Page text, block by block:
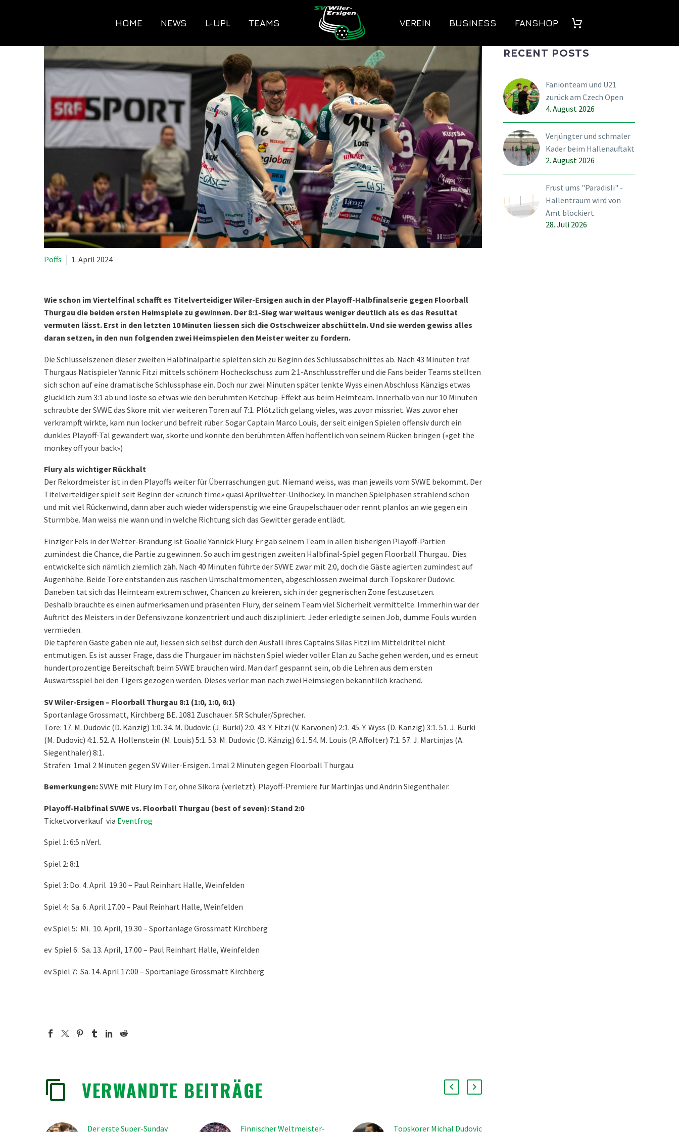
HOME NEWS L-UPL TEAMS VEREIN BUSINESS FANSHOP
Poffs 1. April 2024
Wie schon im Viertelfinal schafft es Titelverteidiger Wiler-Ersigen auch in der Playoff-Halbfinalserie gegen Floorball
Thurgau die beiden ersten Heimspiele zu gewinnen. Der 8:1-Sieg war weitaus weniger deutlich als es das Resultat
vermuten lässt. Erst in den letzten 10 Minuten liessen sich die Ostschweizer abschütteln. Und sie werden gewiss alles
daran setzen, in den nun folgenden zwei Heimspielen den Meister weiter zu fordern.
Die Schlüsselszenen dieser zweiten Halbfinalpartie spielten sich zu Beginn des Schlussabschnittes ab. Nach 43 Minuten traf
Thurgaus Natispieler Yannic Fitzi mittels schönem Hocheckschuss zum 2:1-Anschlusstreffer und die Fans beider Teams stellten
sich schon auf eine dramatische Schlussphase ein. Doch nur zwei Minuten später lenkte Wyss einen Abschluss Känzigs etwas
glücklich zum 3:1 ab und löste so etwas wie den berühmten Ketchup-Effekt aus beim Heimteam. Innerhalb von nur 10 Minuten
schraubte der SVWE das Skore mit vier weiteren Toren auf 7:1. Plötzlich gelang vieles, was zuvor missriet. Was zuvor eher
verkrampft wirkte, kam nun locker und befreit rüber. Sogar Captain Marco Louis, der seit einigen Spielen offensiv durch ein
dunkles Playoff-Tal gewandert war, skorte und konnte den berühmten Affen hoffentlich von seinem Rücken bringen («get the
monkey off your back»)
Flury als wichtiger Rückhalt
Der Rekordmeister ist in den Playoffs weiter für Überraschungen gut. Niemand weiss, was man jeweils vom SVWE bekommt. Der
Titelverteidiger spielt seit Beginn der «crunch time» quasi Aprilwetter-Unihockey. In manchen Spielphasen strahlend schön
und mit viel Rückenwind, dann aber auch wieder widerspenstig wie eine Graupelschauer oder rennt planlos an wie gegen ein
Sturmböe. Man weiss nie wann und in welche Richtung sich das Gewitter gerade entlädt.
Einziger Fels in der Wetter-Brandung ist Goalie Yannick Flury. Er gab seinem Team in allen bisherigen Playoff-Partien
zumindest die Chance, die Partie zu gewinnen. So auch im gestrigen zweiten Halbfinal-Spiel gegen Floorball Thurgau. Dies
entwickelte sich nämlich ziemlich zäh. Nach 40 Minuten führte der SVWE zwar mit 2:0, doch die Gäste agierten zumindest auf
Augenhöhe. Beide Tore entstanden aus raschen Umschaltmomenten, abgeschlossen zweimal durch Topskorer Dudovic.
Daneben tat sich das Heimteam extrem schwer, Chancen zu kreieren, sich in der gegnerischen Zone festzusetzen.
Deshalb brauchte es einen aufmerksamen und präsenten Flury, der seinem Team viel Sicherheit vermittelte. Immerhin war der
Auftritt des Meisters in der Defensivzone konzentriert und auch diszipliniert. Jeder erledigte seinen Job, dumme Fouls wurden
vermieden.
Die tapferen Gäste gaben nie auf, liessen sich selbst durch den Ausfall ihres Captains Silas Fitzi im Mitteldrittel nicht
entmutigen. Es ist ausser Frage, dass die Thurgauer im nächsten Spiel wieder voller Elan zu Sache gehen werden, und es erneut
hundertprozentige Bereitschaft beim SVWE brauchen wird. Man darf gespannt sein, ob die Lehren aus dem ersten
Auswärtsspiel bei den Tigers gezogen werden. Dieses verlor man nach zwei Heimsiegen bekanntlich krachend.
SV Wiler-Ersigen – Floorball Thurgau 8:1 (1:0, 1:0, 6:1)
Sportanlage Grossmatt, Kirchberg BE. 1081 Zuschauer. SR Schuler/Sprecher.
Tore: 17. M. Dudovic (D. Känzig) 1:0. 34. M. Dudovic (J. Bürki) 2:0. 43. Y. Fitzi (V. Karvonen) 2:1. 45. Y. Wyss (D. Känzig) 3:1. 51. J. Bürki
(M. Dudovic) 4:1. 52. A. Hollenstein (M. Louis) 5:1. 53. M. Dudovic (D. Känzig) 6:1. 54. M. Louis (P. Affolter) 7:1. 57. J. Martinjas (A.
Siegenthaler) 8:1.
Strafen: 1mal 2 Minuten gegen SV Wiler-Ersigen. 1mal 2 Minuten gegen Floorball Thurgau.
Bemerkungen:SVWE mit Flury im Tor, ohne Sikora (verletzt). Playoff-Premiere für Martinjas und Andrin Siegenthaler.
Playoff-Halbfinal SVWE vs. Floorball Thurgau (best of seven): Stand 2:0
Ticketvorverkauf via Eventfrog
Spiel 1: 6:5 n.Verl.
Spiel 2: 8:1
Spiel 3: Do. 4. April 19.30 – Paul Reinhart Halle, Weinfelden
Spiel 4: Sa. 6. April 17.00 – Paul Reinhart Halle, Weinfelden
ev Spiel 5: Mi. 10. April, 19.30 – Sportanlage Grossmatt Kirchberg
ev Spiel 6: Sa. 13. April, 17.00 – Paul Reinhart Halle, Weinfelden
ev Spiel 7: Sa. 14. April 17:00 – Sportanlage Grossmatt Kirchberg
VERWANDTE BEITRÄGE
Der erste Super-Sunday
Finnischer Weltmeister-
Topskorer Michal Dudovic
RECENT POSTS
Fanionteam und U21
zurück am Czech Open
4. August 2026
Verjüngter und schmaler
Kader beim Hallenauftakt
2. August 2026
Frust ums "Paradisli" -
Hallentraum wird von
Amt blockiert
28. Juli 2026